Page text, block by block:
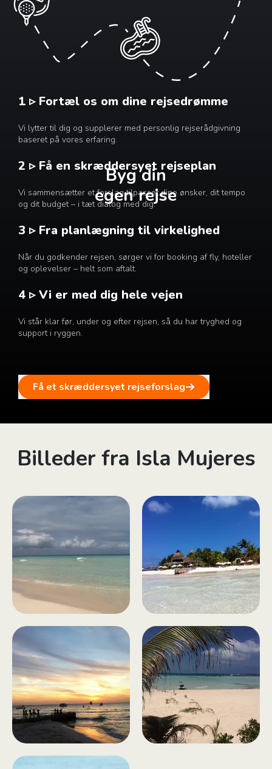
Byg din
egen rejse
1 ▹ Fortæl os om dine rejsedrømme
Vi lytter til dig og supplerer med personlig rejserådgivning
baseret på vores erfaring.
2 ▹ Få en skræddersyet rejseplan
Vi sammensætter et forslag tilpasset dine ønsker, dit tempo
og dit budget – i tæt dialog med dig.
3 ▹ Fra planlægning til virkelighed
Når du godkender rejsen, sørger vi for booking af fly, hoteller
og oplevelser – helt som aftalt.
4 ▹ Vi er med dig hele vejen
Vi står klar før, under og efter rejsen, så du har tryghed og
support i ryggen.
Få et skræddersyet rejseforslag
Billeder fra Isla Mujeres